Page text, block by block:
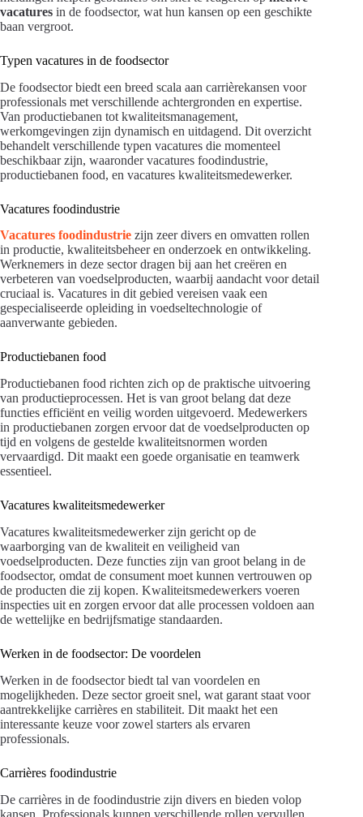
vacatures in de foodsector, wat hun kansen op een geschikte
baan vergroot.
Typen vacatures in de foodsector
De foodsector biedt een breed scala aan carrièrekansen voor
professionals met verschillende achtergronden en expertise.
Van productiebanen tot kwaliteitsmanagement,
werkomgevingen zijn dynamisch en uitdagend. Dit overzicht
behandelt verschillende typen vacatures die momenteel
beschikbaar zijn, waaronder vacatures foodindustrie,
productiebanen food, en vacatures kwaliteitsmedewerker.
Vacatures foodindustrie
Vacatures foodindustrie zijn zeer divers en omvatten rollen
in productie, kwaliteitsbeheer en onderzoek en ontwikkeling.
Werknemers in deze sector dragen bij aan het creëren en
verbeteren van voedselproducten, waarbij aandacht voor detail
cruciaal is. Vacatures in dit gebied vereisen vaak een
gespecialiseerde opleiding in voedseltechnologie of
aanverwante gebieden.
Productiebanen food
Productiebanen food richten zich op de praktische uitvoering
van productieprocessen. Het is van groot belang dat deze
functies efficiënt en veilig worden uitgevoerd. Medewerkers
in productiebanen zorgen ervoor dat de voedselproducten op
tijd en volgens de gestelde kwaliteitsnormen worden
vervaardigd. Dit maakt een goede organisatie en teamwerk
essentieel.
Vacatures kwaliteitsmedewerker
Vacatures kwaliteitsmedewerker zijn gericht op de
waarborging van de kwaliteit en veiligheid van
voedselproducten. Deze functies zijn van groot belang in de
foodsector, omdat de consument moet kunnen vertrouwen op
de producten die zij kopen. Kwaliteitsmedewerkers voeren
inspecties uit en zorgen ervoor dat alle processen voldoen aan
de wettelijke en bedrijfsmatige standaarden.
Werken in de foodsector: De voordelen
Werken in de foodsector biedt tal van voordelen en
mogelijkheden. Deze sector groeit snel, wat garant staat voor
aantrekkelijke carrières en stabiliteit. Dit maakt het een
interessante keuze voor zowel starters als ervaren
professionals.
Carrières foodindustrie
De carrières in de foodindustrie zijn divers en bieden volop
kansen. Professionals kunnen verschillende rollen vervullen,